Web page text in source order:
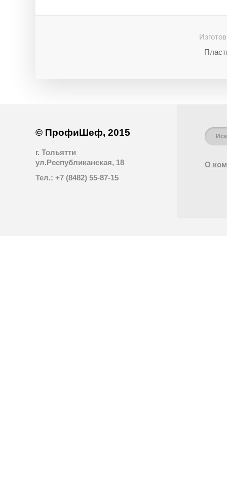
© ПрофиШеф, 2015
г. Тольятти
ул.Республиканская, 18
Тел.: +7 (8482) 55-87-15
О